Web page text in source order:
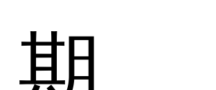
期